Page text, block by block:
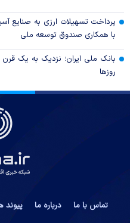
پرداخت تسهیلات ارزی به صنایع
با همکاری صندوق توسعه ملی
بانک ملی ایران؛ نزدیک به یک
روز‌ها
تماس با ما درباره ما پیوند